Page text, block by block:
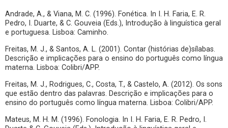
Andrade, A., & Viana, M. C. (1996). Fonética. In I. H. Faria, E. R.
Pedro, I. Duarte, & C. Gouveia (Eds.), Introdução à linguística geral
e portuguesa. Lisboa: Caminho.
Freitas, M. J., & Santos, A. L. (2001). Contar (histórias de)sílabas.
Descrição e implicações para o ensino do português como língua
materna. Lisboa: Colibri/APP.
Freitas, M. J., Rodrigues, C., Costa, T., & Castelo, A. (2012). Os sons
que estão dentro das palavras. Descrição e implicações para o
ensino do português como língua materna. Lisboa: Colibri/APP.
Mateus, M. H. M. (1996). Fonologia. In I. H. Faria, E. R. Pedro, I.